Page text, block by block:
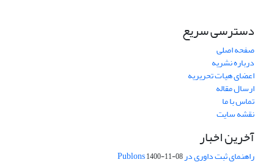
دسترسی سریع
صفحه اصلی
درباره نشریه
اعضای هیات تحریریه
ارسال مقاله
تماس با ما
نقشه سایت
آخرین اخبار
راهنمای ثبت داوری در Publons1400-11-08